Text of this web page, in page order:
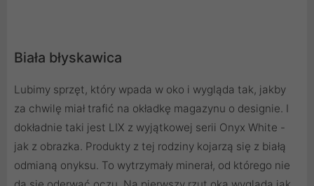
Biała błyskawica
Lubimy sprzęt, który wpada w oko i wygląda tak, jakby
za chwilę miał trafić na okładkę magazynu o designie. I
dokładnie taki jest LIX z wyjątkowej serii Onyx White -
jak z obrazka. Produkty z tej rodziny kojarzą się z białą
odmianą onyksu. To wytrzymały minerał, od którego nie